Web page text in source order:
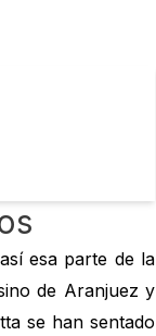
esa parte de la
de Aranjuez y
se han sentado